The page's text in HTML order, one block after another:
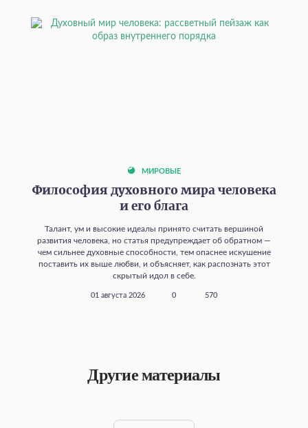
МИРОВЫЕ
Философия духовного мира человека
и его блага
Талант, ум и высокие идеалы принято считать вершиной
развития человека, но статья предупреждает об обратном —
чем сильнее духовные способности, тем опаснее искушение
поставить их выше любви, и объясняет, как распознать этот
скрытый идол в себе.
01 августа 2026 0 570
Другие материалы